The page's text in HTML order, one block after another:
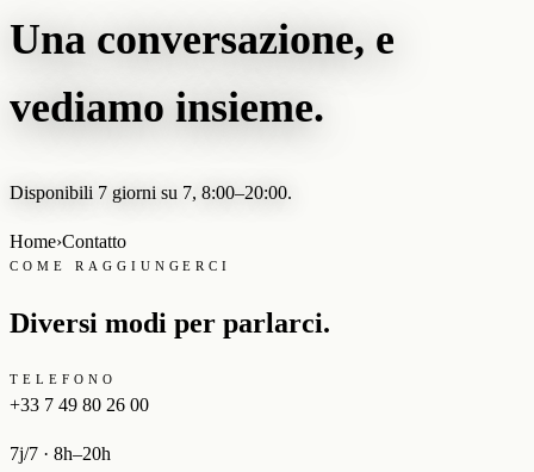
Una conversazione, e
vediamo insieme.
Disponibili 7 giorni su 7, 8:00–20:00.
Home›Contatto
COME RAGGIUNGERCI
Diversi modi per parlarci.
TELEFONO
+33 7 49 80 26 00
7j/7 · 8h–20h